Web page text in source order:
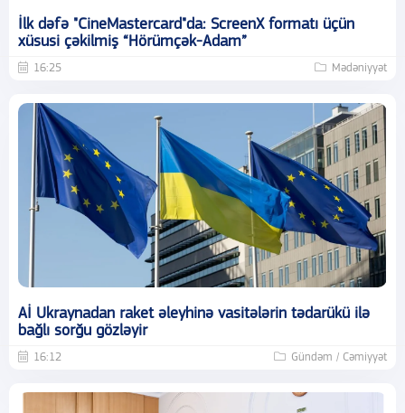
İlk dəfə "CineMastercard"da: ScreenX formatı üçün
xüsusi çəkilmiş “Hörümçək-Adam”
16:25 Mədəniyyət
Aİ Ukraynadan raket əleyhinə vasitələrin tədarükü ilə
bağlı sorğu gözləyir
16:12 Gündəm / Cəmiyyət